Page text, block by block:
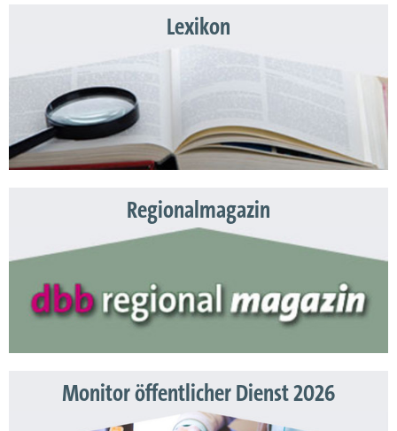
Lexikon
Regionalmagazin
Monitor öffentlicher Dienst 2026